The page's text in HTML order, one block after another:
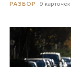
РАЗБОР 9 карточек